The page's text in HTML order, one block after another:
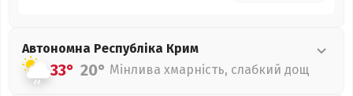
Автономна Республіка Крим
33° 20° Мінлива хмарність, слабкий дощ